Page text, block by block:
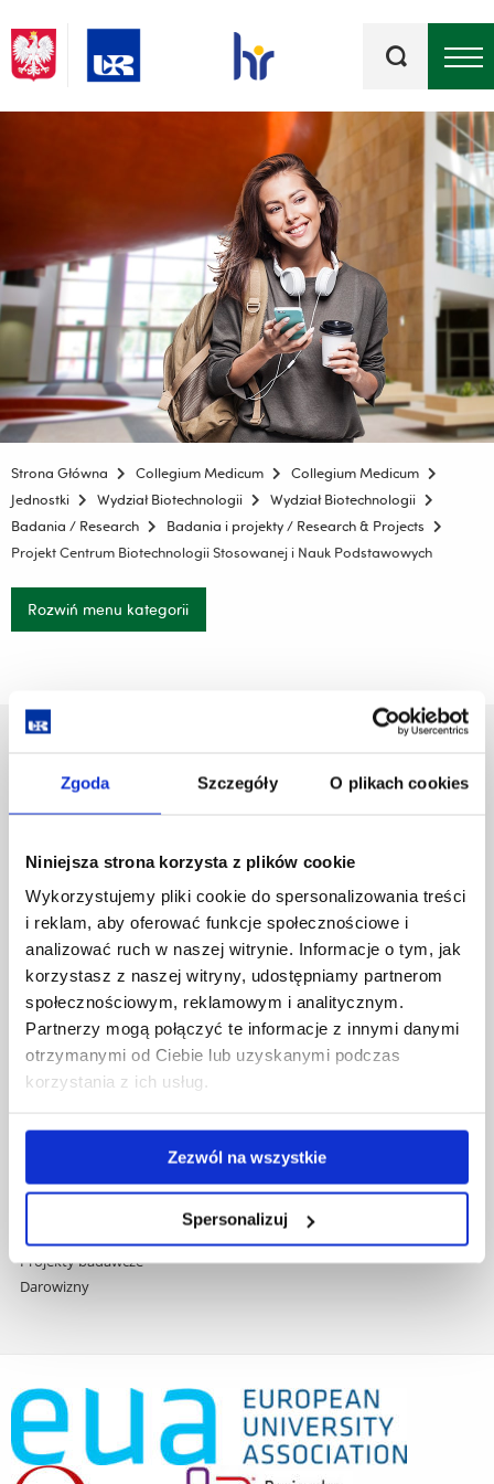
Zgoda Szczegóły O plikach cookies
Niniejsza strona korzysta z plików cookie
Wykorzystujemy pliki cookie do spersonalizowania treści
i reklam, aby oferować funkcje społecznościowe i
analizować ruch w naszej witrynie. Informacje o tym, jak
korzystasz z naszej witryny, udostępniamy partnerom
społecznościowym, reklamowym i analitycznym.
Partnerzy mogą połączyć te informacje z innymi danymi
otrzymanymi od Ciebie lub uzyskanymi podczas
korzystania z ich usług.
Zezwól na wszystkie
Spersonalizuj
kluczowe
Strona Główna Collegium Medicum
Collegium Medicum
Jednostki
Wydział Biotechnologii
Wydział Biotechnologii
Badania / Research
Badania i projekty / Research & Projects
Projekt Centrum Biotechnologii Stosowanej i Nauk Podstawowych
Rozwiń menu kategorii
Al. Tadeusza Rejtana 16C
Pomiń
nawigację
przejdź
do
treści
Polityka prywatności
Biblioteka
Wydawnictwo
Covid info
Studia podyplomowe
Praca na UR
Zamówienia publiczne
Fundusze strukturalne
Projekty współfinansowane przez UE
Wynajem sal
Dane kontaktowe
Deklaracja dostępności cyfrowej
Projekty badawcze
Darowizny